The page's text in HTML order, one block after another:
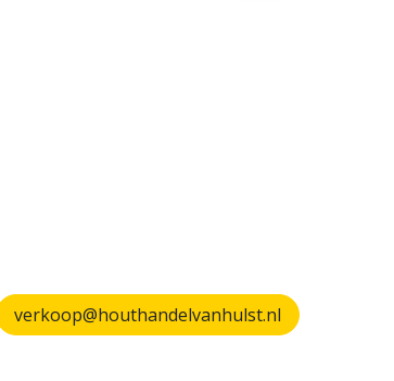
verkoop@houthandelvanhulst.nl